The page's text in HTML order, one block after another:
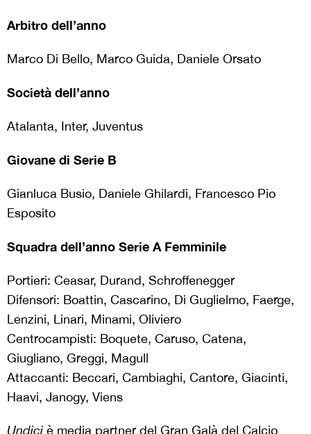
Arbitro dell’anno
Marco Di Bello, Marco Guida, Daniele Orsato
Società dell’anno
Atalanta, Inter, Juventus
Giovane di Serie B
Gianluca Busio, Daniele Ghilardi, Francesco Pio
Esposito
Squadra dell’anno Serie A Femminile
Portieri: Ceasar, Durand, Schroffenegger
Difensori: Boattin, Cascarino, Di Guglielmo, Faerge,
Lenzini, Linari, Minami, Oliviero
Centrocampisti: Boquete, Caruso, Catena,
Giugliano, Greggi, Magull
Attaccanti: Beccari, Cambiaghi, Cantore, Giacinti,
Haavi, Janogy, Viens
Undici è media partner del Gran Galà del Calcio